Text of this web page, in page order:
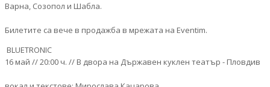
Варна, Созопол и Шабла.
Билетите са вече в продажба в мрежата на Eventim.
BLUETRONIC
16 май // 20:00 ч. // В двора на Държавен куклен театър - Пловдив